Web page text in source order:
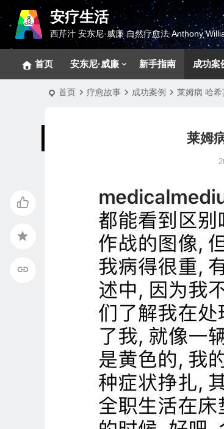
安疗生活
西芹汁 安东尼·威廉 自然疗愈法 Anthony
首页 安东尼·威廉 新手指南 成功案
首页 疗愈故事 成功案例 莱姆病 哈
莱姆